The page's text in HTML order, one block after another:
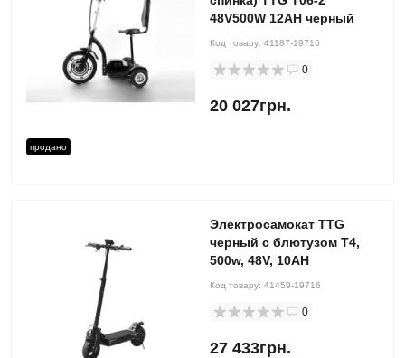
продано
48V500W 12AH черный
Код товару: 41187-19716
0
20 027грн.
Электросамокат TTG
черный с блютузом T4,
500w, 48V, 10AH
Код товару: 41459-19716
0
27 433грн.